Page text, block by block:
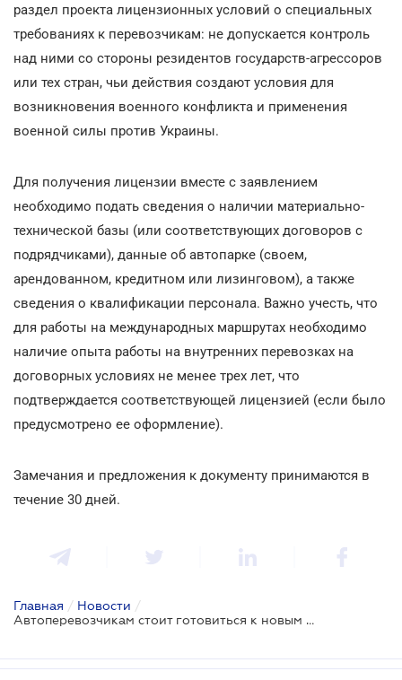
раздел проекта лицензионных условий о специальных
требованиях к перевозчикам: не допускается контроль
над ними со стороны резидентов государств-агрессоров
или тех стран, чьи действия создают условия для
возникновения военного конфликта и применения
военной силы против Украины.
Для получения лицензии вместе с заявлением
необходимо подать сведения о наличии материально-
технической базы (или соответствующих договоров с
подрядчиками), данные об автопарке (своем,
арендованном, кредитном или лизинговом), а также
сведения о квалификации персонала. Важно учесть, что
для работы на международных маршрутах необходимо
наличие опыта работы на внутренних перевозках на
договорных условиях не менее трех лет, что
подтверждается соответствующей лицензией (если было
предусмотрено ее оформление).
Замечания и предложения к документу принимаются в
течение 30 дней.
Главная / Новости /
Автоперевозчикам стоит готовиться к новым правилам работы